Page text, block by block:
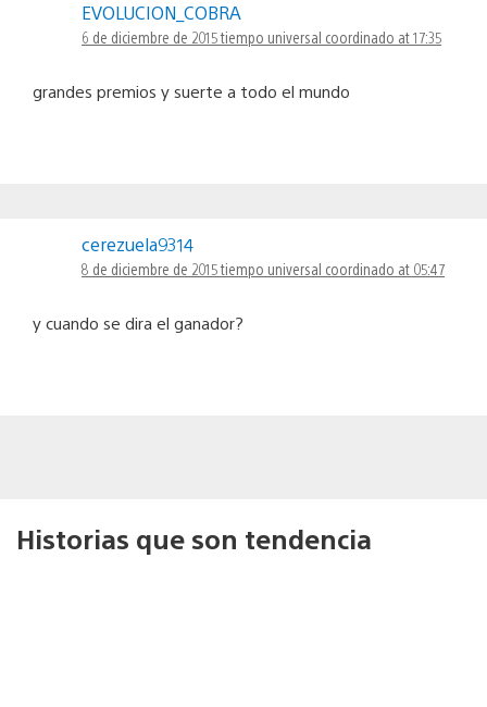
EVOLUCION_COBRA
6 de diciembre de 2015 tiempo universal coordinado at 17:35
grandes premios y suerte a todo el mundo
cerezuela9314
8 de diciembre de 2015 tiempo universal coordinado at 05:47
y cuando se dira el ganador?
Historias que son tendencia